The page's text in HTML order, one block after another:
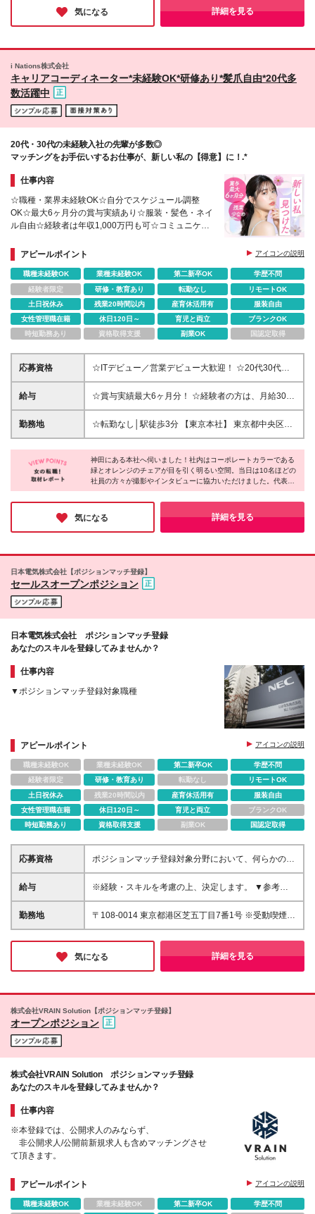
境も整備されており、きっとあなたも自分らしく働くことができ
るはずです。
気になる 詳細を見る
i Nations株式会社
キャリアコーディネーター*未経験OK*研修あり*髪爪自由*20代多
数活躍中
20代・30代の未経験入社の先輩が多数◎
マッチングをお手伝いするお仕事が、新しい私の【得意】に！.*
仕事内容
☆職種・業界未経験OK☆自分でスケジュール調整
OK☆最大6ヶ月分の賞与実績あり☆服装・髪色・ネイ
ル自由☆経験者は年収1,000万円も可☆コミュニケー
アピールポイント
アイコンの説明
職種未経験OK 業種未経験OK 第二新卒OK
学歴不問
経験者限定
研修・教育あり 転勤なし
リモートOK
土日祝休み
残業20時間以内 産育休活用有
服装自由
女性管理職在籍
休日120日～ 育児と両立
ブランクOK
時短勤務あり
資格取得支援 副業OK 国認定取得
応募資格
☆ITデビュー／営業デビュー大歓迎！ ☆20代30代が
活躍中 ☆未経験OK ※基本的なPCスキルをお持ちの方
※学歴不問 ～このような方を歓迎します！～ ◆営業
務経験がある方 ◆いずれの職種においても、仕事復
帰を考えている方
給与
☆賞与実績最大6ヶ月分！ ☆経験者の方は、月給30万
円以上も可 月給25万円～100万円＋賞与年2回 ※残業
代は基本給に応じて40時間分を支給。詳細は面接でお
はなし）
勤務地
☆転勤なし│駅徒歩3分 【東京本社】 東京都中央区日
本橋本町4-3-4 東海日本橋ビル 2F ※(変更の範囲)上記
を除く当社関連勤務地
神田にある本社へ伺いました！社内はコーポレートカラーである
緑とオレンジのチェアが目を引く明るい空間。当日は10名ほどの
社員の方々が撮影やインタビューに協力いただけました。代表・
永田氏をはじめ、皆さんとにかく穏やかでありながら、フランク
なコミュニケーションが特徴的。入社したばかりの社員の方へ
も、非常に丁寧に、フラットに接されていたのが印象に残ってい
ます。同社であれば安心して挑戦できると感じました！
気になる 詳細を見る
日本電気株式会社【ポジションマッチ登録】
セールスオープンポジション
日本電気株式会社 ポジションマッチ登録
あなたのスキルを登録してみませんか？
仕事内容
▼ポジションマッチ登録対象職種
アピールポイント アイコンの説明
職種未経験OK 業種未経験OK 第二新卒OK
学歴不問
経験者限定
研修・教育あり 転勤なし
リモートOK
土日祝休み
残業20時間以内 産育休活用有
服装自由
女性管理職在籍
休日120日～ 育児と両立
ブランクOK
時短勤務あり
資格取得支援 副業OK 国認定取得
応募資格
ポジションマッチ登録対象分野において、何らかの知
識・経験がある方
給与
※経験・スキルを考慮の上、決定します。 ▼参考情報
----------------------- ◇想定年収450～1,100万円 ※残業
代は、別途支給。 採用時の職位に応じて裁量労働
勤務地
〒108-0014 東京都港区芝五丁目7番1号 ※受動喫煙対
策 : 敷地内禁煙
気になる 詳細を見る
株式会社VRAIN Solution【ポジションマッチ登録】
オープンポジション
株式会社VRAIN Solution ポジションマッチ登録
あなたのスキルを登録してみませんか？
仕事内容
※本登録では、公開求人のみならず、
非公開求人/公開前新規求人も含めマッチングさせ
て頂きます。
アピールポイント アイコンの説明
職種未経験OK 業種未経験OK 第二新卒OK
学歴不問